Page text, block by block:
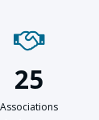
25
Associations